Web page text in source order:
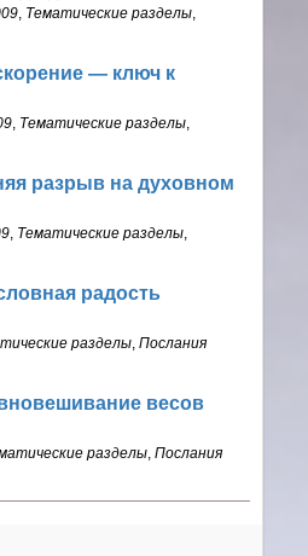
Тематические разделы
— ключ к
Тематические разделы
разрыв на духовном
Тематические разделы
радость
разделы ,Послания
весов
разделы ,Послания